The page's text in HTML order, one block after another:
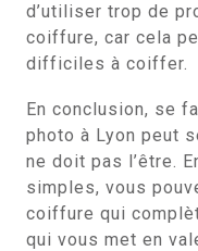
d’utiliser trop de
coiffure, car cela
difficiles à coiffer.
En conclusion, se
photo à Lyon peut
ne doit pas l’être.
simples, vous
coiffure qui
qui vous met en